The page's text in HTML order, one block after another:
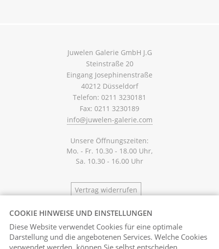
Juwelen Galerie GmbH J.G
Steinstraße 20
Eingang Josephinenstraße
40212 Düsseldorf
Telefon: 0211 3230181
Fax: 0211 3230189
info@juwelen-galerie.com
Unsere Öffnungszeiten:
Mo. - Fr. 10.30 - 18.00 Uhr,
Sa. 10.30 - 16.00 Uhr
Vertrag widerrufen
COOKIE HINWEISE UND EINSTELLUNGEN
Diese Website verwendet Cookies für eine optimale
Darstellung und die angebotenen Services. Welche Cookies